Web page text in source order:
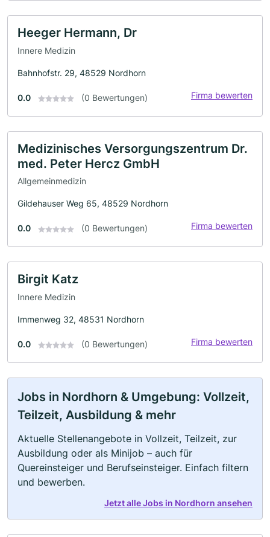
Heeger Hermann, Dr
Innere Medizin
Bahnhofstr. 29, 48529 Nordhorn
0.0 (0 Bewertungen) Firma bewerten
Medizinisches Versorgungszentrum Dr.
med. Peter Hercz GmbH
Allgemeinmedizin
Gildehauser Weg 65, 48529 Nordhorn
0.0 (0 Bewertungen) Firma bewerten
Birgit Katz
Innere Medizin
Immenweg 32, 48531 Nordhorn
0.0 (0 Bewertungen) Firma bewerten
Jobs in Nordhorn & Umgebung: Vollzeit,
Teilzeit, Ausbildung & mehr
Aktuelle Stellenangebote in Vollzeit, Teilzeit, zur
Ausbildung oder als Minijob – auch für
Quereinsteiger und Berufseinsteiger. Einfach filtern
und bewerben.
Jetzt alle Jobs in Nordhorn ansehen